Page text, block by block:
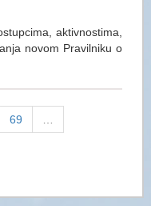
aktivnostima,
novom Pravilniku o
69